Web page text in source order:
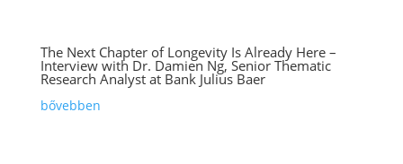
The Next Chapter of Longevity Is Already Here –
Interview with Dr. Damien Ng, Senior Thematic
Research Analyst at Bank Julius Baer
bővebben